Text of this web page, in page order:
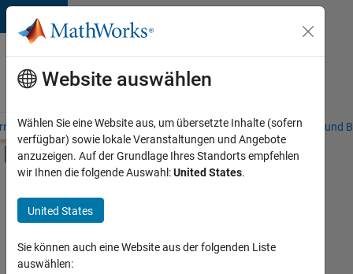
Weiter zum Inhalt
Karriere
bei
MathWorks
– Übersicht Stellensuche Niederlassungen Studierende und
Umschaltung für Off-Canvas-
Hauptinhalt
Praktika
Sales Operations
Marketing Communications
Business Model Team
+7
Website auswählen
Wählen Sie eine Website aus, um übersetzte Inhalte (sofern
verfügbar) sowie lokale Veranstaltungen und Angebote
anzuzeigen. Auf der Grundlage Ihres Standorts empfehlen
wir Ihnen die folgende Auswahl:United States.
United States
Sie können auch eine Website aus der folgenden Liste
auswählen: